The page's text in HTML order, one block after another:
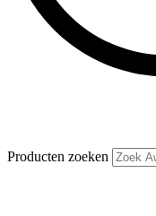
Producten zoeken